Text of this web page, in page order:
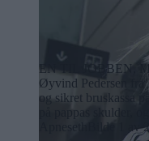
EN TIL JOBBEN,
Øyvind Pedersen fra
og sikret bruskassa
på pappas skulder,
Bilde 1 av 2